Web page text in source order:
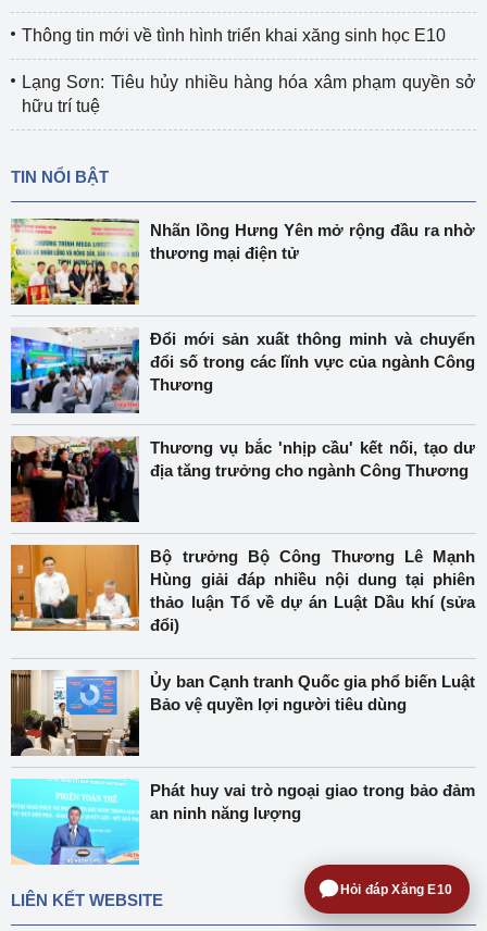
Thông tin mới về tình hình triển khai xăng sinh học E10
Lạng Sơn: Tiêu hủy nhiều hàng hóa xâm phạm quyền sở
hữu trí tuệ
TIN NỔI BẬT
Nhãn lồng Hưng Yên mở rộng đầu ra nhờ
thương mại điện tử
Đổi mới sản xuất thông minh và chuyển
đổi số trong các lĩnh vực của ngành Công
Thương
Thương vụ bắc 'nhịp cầu' kết nối, tạo dư
địa tăng trưởng cho ngành Công Thương
Bộ trưởng Bộ Công Thương Lê Mạnh
Hùng giải đáp nhiều nội dung tại phiên
thảo luận Tổ về dự án Luật Dầu khí (sửa
đổi)
Ủy ban Cạnh tranh Quốc gia phổ biến Luật
Bảo vệ quyền lợi người tiêu dùng
Phát huy vai trò ngoại giao trong bảo đảm
an ninh năng lượng
LIÊN KẾT WEBSITE
Hỏi đáp Xăng E10